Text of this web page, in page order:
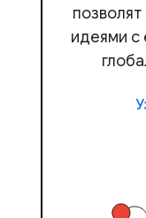
идеями с